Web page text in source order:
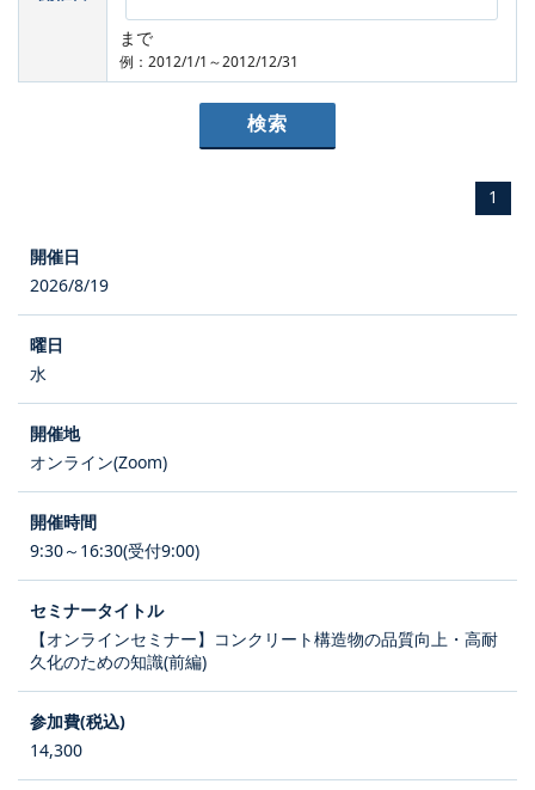
まで
例：2012/1/1～2012/12/31
1
2026/8/19
水
オンライン(Zoom)
9:30～16:30(受付9:00)
【オンラインセミナー】コンクリート構造物の品質向上・高耐
久化のための知識(前編)
14,300